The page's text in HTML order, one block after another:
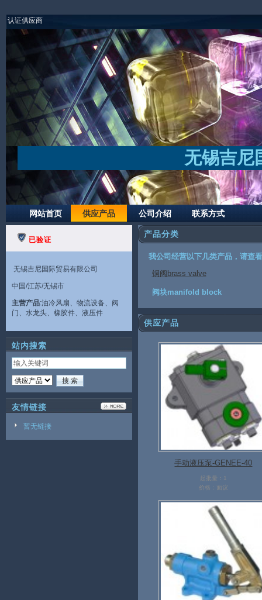
认证供应商
无锡吉尼
网站首页 供应产品 公司介绍 联系方式
已验证
无锡吉尼国际贸易有限公司
中国/江苏/无锡市
主营产品:油冷风扇、物流设备、阀
门、水龙头、橡胶件、液压件
站内搜索
友情链接
暂无链接
产品分类
我公司经营以下几类产品，请查
铜阀brass valve
阀块manifold block
供应产品
手动液压泵-GENEE-40
起批量：1
价格：面议